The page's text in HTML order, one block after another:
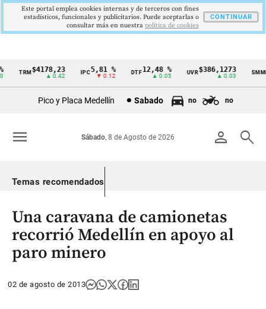
Cintillo
Colombia
TRM$4178,23
▲ 0.42
5,81 %
▼ 0.12
DTF12,48 %
▲ 0.05
UVR$386,1273
▲ 0.03
SMMLV
Pico y Placa Medellín Sabado no no
person search
Sábado, 8 de Agosto de 2026
menu
Temas recomendados
Una caravana de camionetas
recorrió Medellín en apoyo al
paro minero
02 de agosto de 2013
Este portal emplea cookies internas y de terceros con fines
estadísticos, funcionales y publicitarios. Puede aceptarlas o
consultar más en nuestra politica de cookies
CONTINUAR